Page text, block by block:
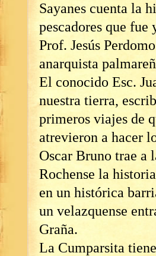
Sayanes cuenta la
pescadores que
Prof. Jesús
anarquista
El conocido Esc.
nuestra tierra,
primeros viajes de
atrevieron a hacer
Oscar Bruno trae a
Rochense la
en un histórica
un velazquense
Graña.
La Cumparsita